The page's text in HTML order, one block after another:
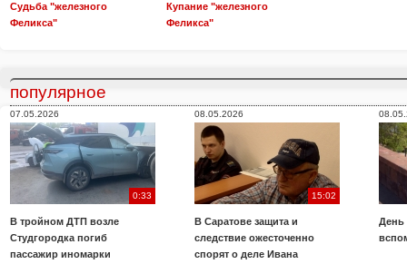
Судьба "железного
Феликса"
Купание "железного
Феликса"
популярное
07.05.2026
0:33
В тройном ДТП возле
Студгородка погиб
пассажир иномарки
08.05.2026
15:02
В Саратове защита и
следствие ожесточенно
спорят о деле Ивана
День